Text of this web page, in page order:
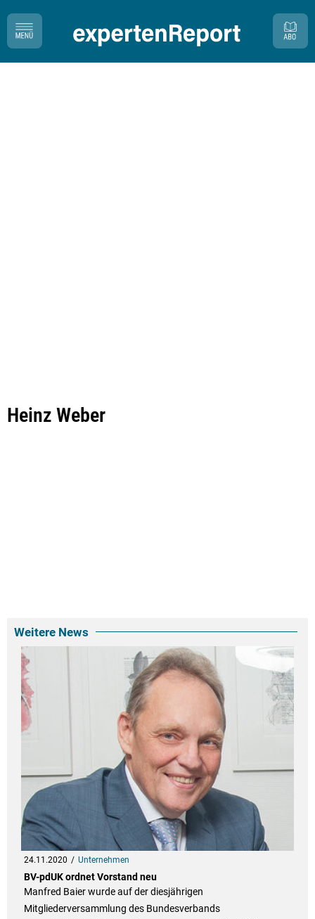
Heinz Weber
Weitere News
24.11.2020 Unternehmen
BV-pdUK ordnet Vorstand neu
Manfred Baier wurde auf der diesjährigen
Mitgliederversammlung des Bundesverbands